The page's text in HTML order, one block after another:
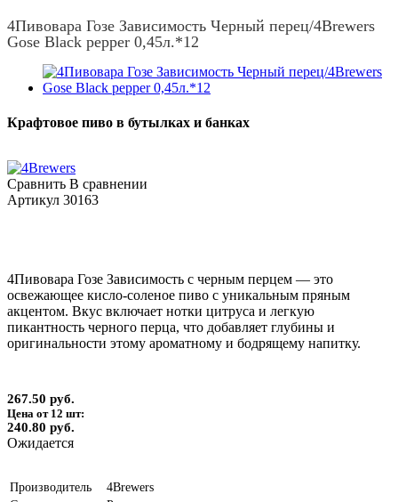
4Пивовара Гозе Зависимость Черный перец/4Brewers
Gose Black pepper 0,45л.*12
Крафтовое пиво в бутылках и банках
Сравнить В сравнении
Артикул 30163
4Пивовара Гозе Зависимость с черным перцем — это
освежающее кисло-соленое пиво с уникальным пряным
акцентом. Вкус включает нотки цитруса и легкую
пикантность черного перца, что добавляет глубины и
оригинальности этому ароматному и бодрящему напитку.
267.50 руб.
Цена от 12 шт:
240.80 руб.
Ожидается
Производитель
4Brewers